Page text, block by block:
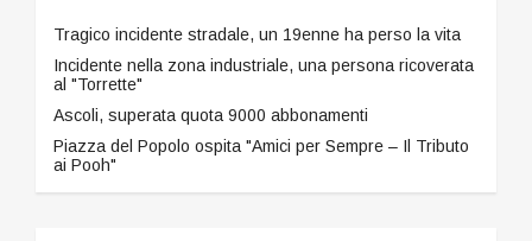
Tragico incidente stradale, un 19enne ha perso la vita
Incidente nella zona industriale, una persona ricoverata
al "Torrette"
Ascoli, superata quota 9000 abbonamenti
Piazza del Popolo ospita "Amici per Sempre – Il Tributo
ai Pooh"